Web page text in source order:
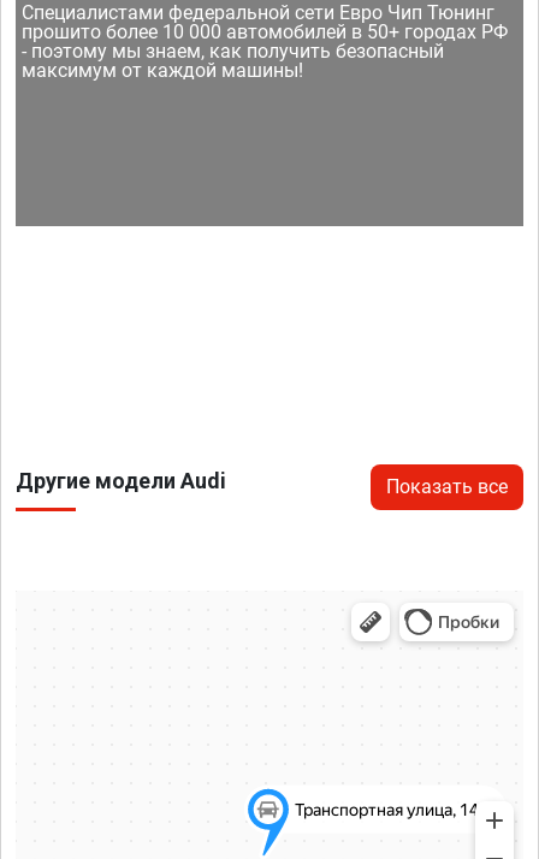
Специалистами федеральной сети Евро Чип Тюнинг
прошито более 10 000 автомобилей в 50+ городах РФ
- поэтому мы знаем, как получить безопасный
максимум от каждой машины!
Другие модели Audi Показать все